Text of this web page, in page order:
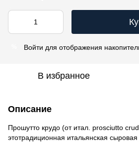
Войти для отображения
В избранное
Описание
Прошутто крудо (от итал. prosciutto
этотрадиционная итальянская